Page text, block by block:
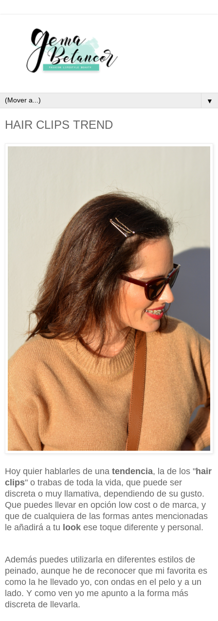
▼
HAIR CLIPS TREND
Hoy quier hablarles de una tendencia, la de los "hair
clips" o trabas de toda la vida, que puede ser
discreta o muy llamativa, dependiendo de su gusto.
Que puedes llevar en opción low cost o de marca, y
que de cualquiera de las formas antes mencionadas
le añadirá a tu look ese toque diferente y personal.
Además puedes utilizarla en diferentes estilos de
peinado, aunque he de reconocer que mi favorita es
como la he llevado yo, con ondas en el pelo y a un
lado. Y como ven yo me apunto a la forma más
discreta de llevarla.